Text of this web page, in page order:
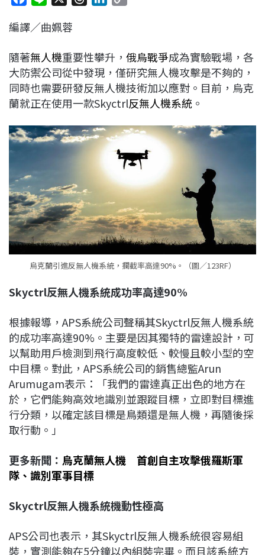
c
b
o
o
k
n
a
d
s
e
d
I
n
L
i
n
k
編譯／曲姵蓉
隨著無人機重要性攀升， 俄烏戰爭成為實驗戰場，各
大防禦公司從中發現，僅研究無人機攻擊是不夠的，
同時也需要研發反無人機技術加以應對。目前，烏克
蘭就正在使用一款Skyctrl反無人機系統 。
烏克蘭引進反無人機系統，攔截率高達90%。（圖／123RF）
Skyctrl反無人機系統成功率高達90%
根據報導，APS系統公司聲稱其Skyctrl反無人機系統
的成功率高達90%。主要是因其獨特的雷達設計，可
以幫助用戶檢測到飛行高度較低、較慢且較小型的空
中目標。對此，APS系統公司的銷售總監Arun
Arumugam表示：「我們的雷達真正出色的地方在
於，它們能夠高效地識別並跟蹤目標，立即對目標進
行分類，以確定該目標是鳥類還是無人機，再隨後採
取行動。」
更多新聞： 烏克蘭無人機 首創自主攻擊俄羅斯軍
隊、識別軍事目標
Skyctrl反無人機系統機動性極高
APS公司也表示，其Skyctrl反無人機系統很容易組
裝，實測能夠在5分鐘以內組裝完畢。而且該系統方